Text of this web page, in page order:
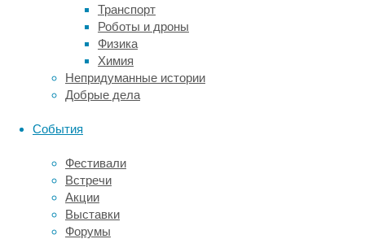
Транспорт
Роботы и дроны
Физика
Химия
Непридуманные истории
Добрые дела
События
Фестивали
Встречи
Акции
Выставки
Форумы
своей
предыдущей
работе
учёные
создали
позволяющую
иммунный
ответ
организма
реципиента
при